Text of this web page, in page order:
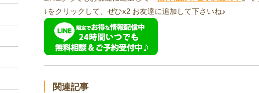
↓をクリックして、ぜひx2 お友達に追加して下さいね♪
関連記事